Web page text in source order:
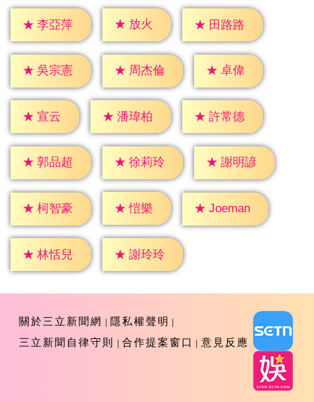
★ 李亞萍 ★ 放火 ★ 田路路
★ 吳宗憲 ★ 周杰倫 ★ 卓偉
★ 宣云 ★ 潘瑋柏 ★ 許常德
★ 郭品超 ★ 徐莉玲 ★ 謝明諺
★ 柯智豪 ★ 愷樂 ★ Joeman
★ 林恬兒 ★ 謝玲玲
關於三立新聞網
隱私權聲明
三立新聞自律守則
合作提案窗口 意見反應